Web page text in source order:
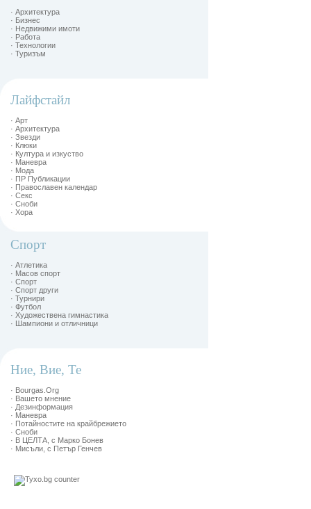
· Архитектура
· Бизнес
· Недвижими имоти
· Работа
· Технологии
· Туризъм
Лайфстайл
· Арт
· Архитектура
· Звезди
· Клюки
· Култура и изкуство
· Маневра
· Мода
· ПР Публикации
· Православен календар
· Секс
· Сноби
· Хора
Спорт
· Атлетика
· Масов спорт
· Спорт
· Спорт други
· Турнири
· Футбол
· Художествена гимнастика
· Шампиони и отличници
Ние, Вие, Те
· Bourgas.Org
· Вашето мнение
· Дезинформация
· Маневра
· Потайностите на крайбрежието
· Сноби
· В ЦЕЛТА, с Марко Бонев
· Мисъли, с Петър Генчев